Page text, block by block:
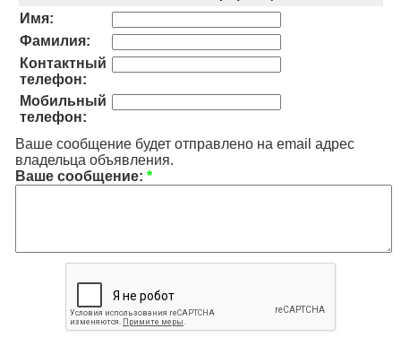
Имя:
Фамилия:
Контактный
телефон:
Мобильный
телефон:
Ваше сообщение будет отправлено на email адрес
владельца объявления.
Ваше сообщение: *